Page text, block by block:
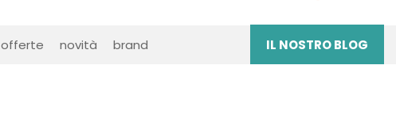
offerte novità brand IL NOSTRO BLOG